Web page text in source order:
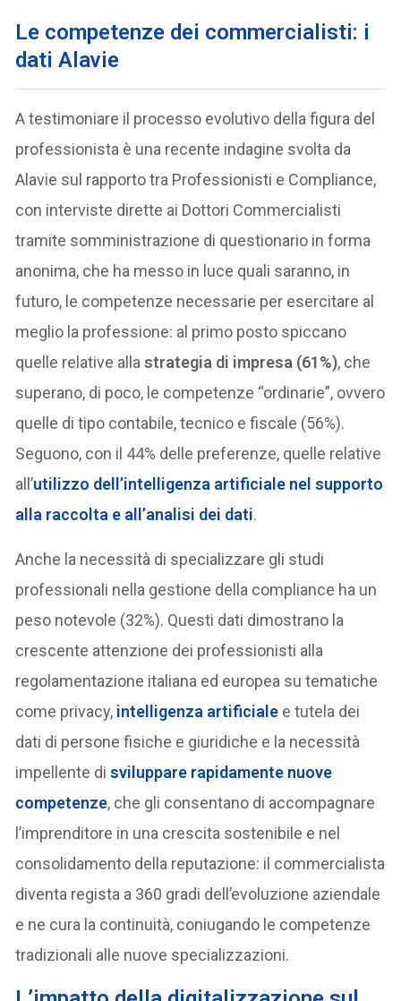
Le competenze dei commercialisti: i
dati Alavie
A testimoniare il processo evolutivo della figura del
professionista è una recente indagine svolta da
Alavie sul rapporto tra Professionisti e Compliance,
con interviste dirette ai Dottori Commercialisti
tramite somministrazione di questionario in forma
anonima, che ha messo in luce quali saranno, in
futuro, le competenze necessarie per esercitare al
meglio la professione: al primo posto spiccano
quelle relative allastrategia di impresa (61%), che
superano, di poco, le competenze “ordinarie”, ovvero
quelle di tipo contabile, tecnico e fiscale (56%).
Seguono, con il 44% delle preferenze, quelle relative
all’utilizzo dell’intelligenza artificiale nel supporto
alla raccolta e all’analisi dei dati.
Anche la necessità di specializzare gli studi
professionali nella gestione della compliance ha un
peso notevole (32%). Questi dati dimostrano la
crescente attenzione dei professionisti alla
regolamentazione italiana ed europea su tematiche
come privacy, intelligenza artificiale e tutela dei
dati di persone fisiche e giuridiche e la necessità
impellente disviluppare rapidamente nuove
competenze, che gli consentano di accompagnare
l’imprenditore in una crescita sostenibile e nel
consolidamento della reputazione: il commercialista
diventa regista a 360 gradi dell’evoluzione aziendale
e ne cura la continuità, coniugando le competenze
tradizionali alle nuove specializzazioni.